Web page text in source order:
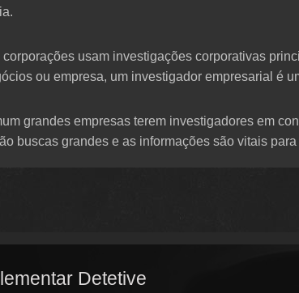
corporações usam investigações corporativas
ou empresa, um investigador empresarial é
grandes empresas terem investigadores em
buscas grandes e as informações são vitais
Detetive